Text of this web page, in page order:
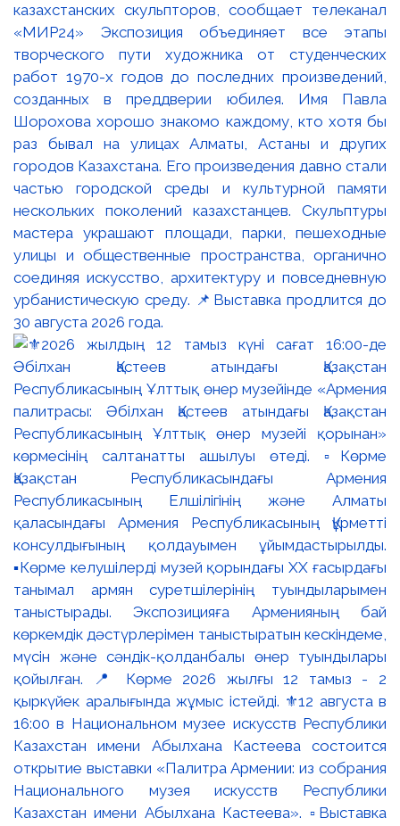
казахстанских скульпторов, сообщает телеканал
«МИР24» Экспозиция объединяет все этапы
творческого пути художника от студенческих
работ 1970-х годов до последних произведений,
созданных в преддверии юбилея. Имя Павла
Шорохова хорошо знакомо каждому, кто хотя бы
раз бывал на улицах Алматы, Астаны и других
городов Казахстана. Его произведения давно стали
частью городской среды и культурной памяти
нескольких поколений казахстанцев. Скульптуры
мастера украшают площади, парки, пешеходные
улицы и общественные пространства, органично
соединяя искусство, архитектуру и повседневную
урбанистическую среду. 📌Выставка продлится до
30 августа 2026 года.